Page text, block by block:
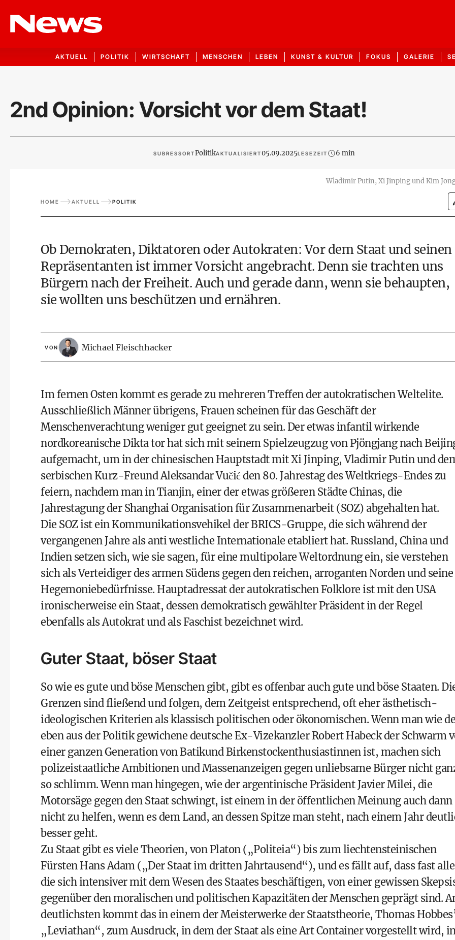
AKTUELL POLITIK WIRTSCHAFT MENSCHEN LEBEN KUNST & KULTUR FOKUS GALERIE
2nd Opinion: Vorsicht vor dem Staat!
SUBRESSORTPolitikAKTUALISIERT05.09.2025LESEZEIT 6 min
Wladimir Putin, Xi Jinping und Kim
HOME AKTUELL POLITIK
Ob Demokraten, Diktatoren oder Autokraten: Vor dem Staat und seinen
Repräsentanten ist immer Vorsicht angebracht. Denn sie trachten uns
Bürgern nach der Freiheit. Auch und gerade dann, wenn sie behaupten,
sie wollten uns beschützen und ernähren.
VON Michael Fleischhacker
Im fernen Osten kommt es gerade zu mehreren Treffen der autokratischen Weltelite.
Ausschließlich Männer übrigens, Frauen scheinen für das Geschäft der
Menschenverachtung weniger gut geeignet zu sein. Der etwas infantil wirkende
nordkoreanische Dikta tor hat sich mit seinem Spielzeugzug von Pjöngjang nach
aufgemacht, um in der chinesischen Hauptstadt mit Xi Jinping, Vladimir Putin und
serbischen Kurz-Freund Aleksandar Vučić den 80. Jahrestag des Weltkriegs-Endes zu
feiern, nachdem man in Tianjin, einer der etwas größeren Städte Chinas, die
Jahrestagung der Shanghai Organisation für Zusammenarbeit (SOZ) abgehalten hat.
Die SOZ ist ein Kommunikationsvehikel der BRICS-Gruppe, die sich während der
vergangenen Jahre als anti westliche Internationale etabliert hat. Russland, China und
Indien setzen sich, wie sie sagen, für eine multipolare Weltordnung ein, sie verstehen
sich als Verteidiger des armen Südens gegen den reichen, arroganten Norden und seine
Hegemoniebedürfnisse. Hauptadressat der autokratischen Folklore ist mit den USA
ironischerweise ein Staat, dessen demokratisch gewählter Präsident in der Regel
ebenfalls als Autokrat und als Faschist bezeichnet wird.
Guter Staat, böser Staat
So wie es gute und böse Menschen gibt, gibt es offenbar auch gute und böse Staaten.
Grenzen sind fließend und folgen, dem Zeitgeist entsprechend, oft eher ästhetisch-
ideologischen Kriterien als klassisch politischen oder ökonomischen. Wenn man wie
eben aus der Politik gewichene deutsche Ex-Vizekanzler Robert Habeck der Schwarm
einer ganzen Generation von Batikund Birkenstockenthusiastinnen ist, machen sich
polizeistaatliche Ambitionen und Massenanzeigen gegen unliebsame Bürger nicht
so schlimm. Wenn man hingegen, wie der argentinische Präsident Javier Milei, die
Motorsäge gegen den Staat schwingt, ist einem in der öffentlichen Meinung auch dann
nicht zu helfen, wenn es dem Land, an dessen Spitze man steht, nach einem Jahr
besser geht.
Zu Staat gibt es viele Theorien, von Platon („Politeia“) bis zum liechtensteinischen
Fürsten Hans Adam („Der Staat im dritten Jahrtausend“), und es fällt auf, dass fast
die sich intensiver mit dem Wesen des Staates beschäftigen, von einer gewissen
gegenüber den moralischen und politischen Kapazitäten der Menschen geprägt sind.
deutlichsten kommt das in einem der Meisterwerke der Staatstheorie, Thomas
„Leviathan“, zum Ausdruck, in dem der Staat als eine Art Container vorgestellt wird,